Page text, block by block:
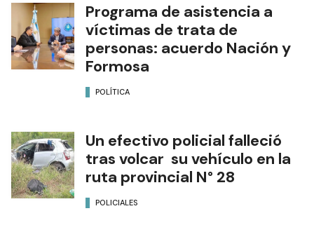
Programa de asistencia a
víctimas de trata de
personas: acuerdo Nación y
Formosa
POLÍTICA
Un efectivo policial falleció
tras volcar su vehículo en la
ruta provincial N° 28
POLICIALES